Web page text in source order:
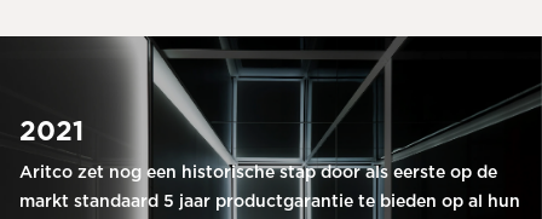
2021
Aritco zet nog een historische stap door als eerste op de
markt standaard 5 jaar productgarantie te bieden op al hun